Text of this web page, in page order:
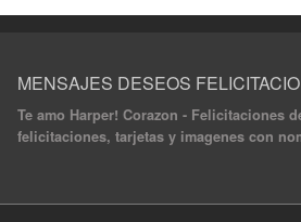
MENSAJES DESEOS
Te amo Harper! Corazon - Felicitaciones
felicitaciones, tarjetas y imagenes con